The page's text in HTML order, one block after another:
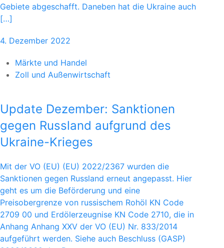
Gebiete abgeschafft. Daneben hat die Ukraine auch
[…]
4. Dezember 2022
Märkte und Handel
Zoll und Außenwirtschaft
Update Dezember: Sanktionen
gegen Russland aufgrund des
Ukraine-Krieges
Mit der VO (EU) (EU) 2022/2367 wurden die
Sanktionen gegen Russland erneut angepasst. Hier
geht es um die Beförderung und eine
Preisobergrenze von russischem Rohöl KN Code
2709 00 und Erdölerzeugnise KN Code 2710, die in
Anhang Anhang XXV der VO (EU) Nr. 833/2014
aufgeführt werden. Siehe auch Beschluss (GASP)